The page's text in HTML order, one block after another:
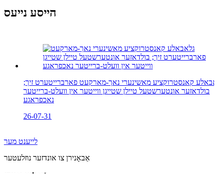
הייסע נייעס
קאנסטרוקציע מאשינערי נאך-מארקעט פארברייטערט זיך;
בולדאזער אונטערשטעל טיילן שטייגן ווייטער אין וועלט-ברייטער
נאכפראגע
26-07-31
לייענט מער
אַבאָנירן צו אונדזער נוזלעטער